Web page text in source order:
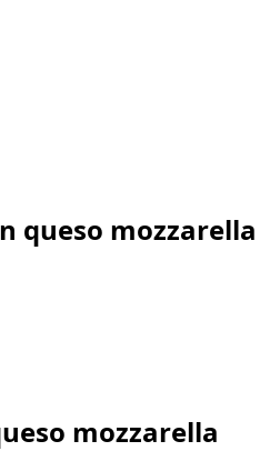
queso mozzarella
mozzarella